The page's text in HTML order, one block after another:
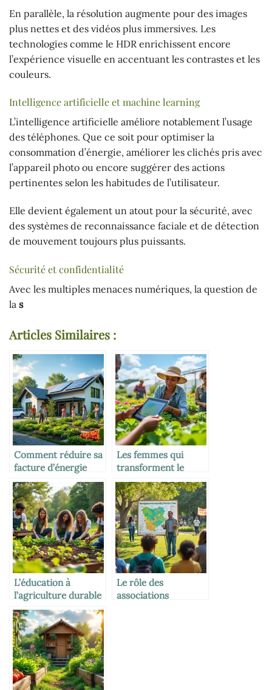
En parallèle, la résolution augmente pour des images
plus nettes et des vidéos plus immersives. Les
technologies comme le HDR enrichissent encore
l’expérience visuelle en accentuant les contrastes et les
couleurs.
Intelligence artificielle et machine learning
L’intelligence artificielle améliore notablement l’usage
des téléphones. Que ce soit pour optimiser la
consommation d’énergie, améliorer les clichés pris avec
l’appareil photo ou encore suggérer des actions
pertinentes selon les habitudes de l’utilisateur.
Elle devient également un atout pour la sécurité, avec
des systèmes de reconnaissance faciale et de détection
de mouvement toujours plus puissants.
Sécurité et confidentialité
Avec les multiples menaces numériques, la question de
la s
Articles Similaires :
Comment réduire sa
facture d’énergie
tout en aidant la
planète
Les femmes qui
transforment le
monde agricole
L’éducation à
l’agriculture durable
Le rôle des
associations